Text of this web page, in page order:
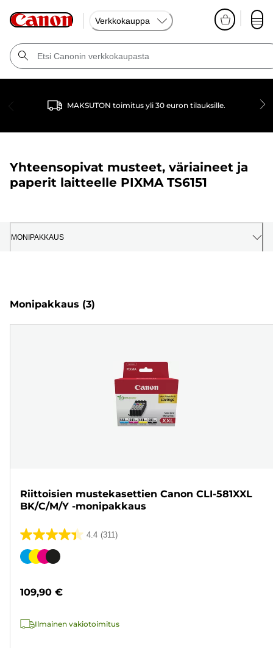
Verkkokauppa
MAKSUTON toimitus yli 30 euron tilauksille.
Yhteensopivat musteet, väriaineet ja
paperit laitteelle PIXMA TS6151
MONIPAKKAUS
Monipakkaus (3)
Riittoisien mustekasettien Canon CLI-581XXL
BK/C/M/Y -monipakkaus
4.4 (311)
4.4/5
tähteä.
Värikasetti
109,90 €
Ilmainen vakiotoimitus